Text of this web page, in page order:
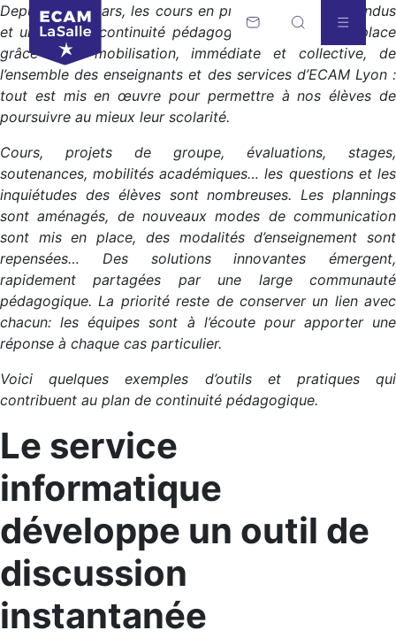
Depuis le 16 mars, les cours en présentiel sont suspendus
et un plan de continuité pédagogique a été mis en place
grâce à la mobilisation, immédiate et collective, de
l’ensemble des enseignants et des services d’ECAM Lyon :
tout est mis en œuvre pour permettre à nos élèves de
poursuivre au mieux leur scolarité.
Cours, projets de groupe, évaluations, stages,
soutenances, mobilités académiques… les questions et les
inquiétudes des élèves sont nombreuses. Les plannings
sont aménagés, de nouveaux modes de communication
sont mis en place, des modalités d’enseignement sont
repensées… Des solutions innovantes émergent,
rapidement partagées par une large communauté
pédagogique. La priorité reste de conserver un lien avec
chacun: les équipes sont à l’écoute pour apporter une
réponse à chaque cas particulier.
Voici quelques exemples d’outils et pratiques qui
contribuent au plan de continuité pédagogique.
Le service
informatique
développe un outil de
discussion
instantanée